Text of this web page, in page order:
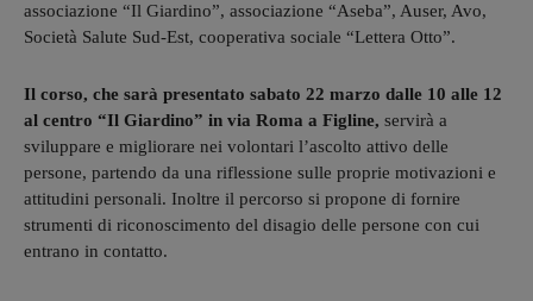
associazione “Il Giardino”, associazione “Aseba”, Auser, Avo,
Società Salute Sud-Est, cooperativa sociale “Lettera Otto”.
Il corso, che sarà presentato sabato 22 marzo dalle 10 alle 12
al centro “Il Giardino” in via Roma a Figline, servirà a
sviluppare e migliorare nei volontari l’ascolto attivo delle
persone, partendo da una riflessione sulle proprie motivazioni e
attitudini personali. Inoltre il percorso si propone di fornire
strumenti di riconoscimento del disagio delle persone con cui
entrano in contatto.